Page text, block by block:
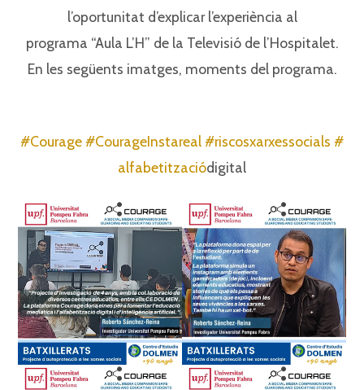
l’oportunitat d’explicar l’experiència al⁣
programa “Aula L’H” de la Televisió de l’Hospitalet.
En les següents imatges, moments del programa.
#Courage#CourageInstareal#riscosxarxessocials #
alfabetitzaciódigital⁣